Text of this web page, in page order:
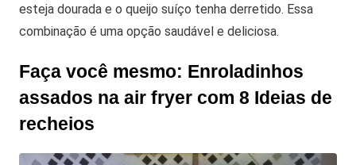
esteja dourada e o queijo suíço tenha derretido. Essa
combinação é uma opção saudável e deliciosa.
Faça você mesmo: Enroladinhos
assados na air fryer com 8 Ideias de
recheios